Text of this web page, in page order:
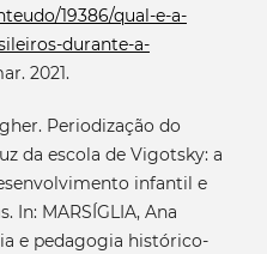
19386/qual-e-a-
durante-a-
2021.
Periodização do
da escola de Vigotsky: a
infantil e
In: MARSÍGLIA, Ana
e pedagogia histórico-